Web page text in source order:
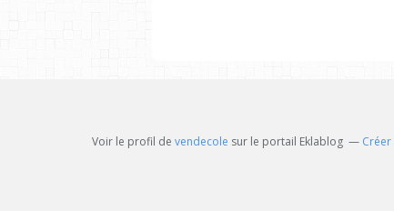
Voir le profil de vendecole sur le portail Eklablog